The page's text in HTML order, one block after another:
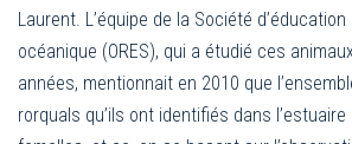
Laurent. L’équipe de la Société
océanique (ORES), qui a étudié ces
années, mentionnait en 2010 que
rorquals qu’ils ont identifiés dans